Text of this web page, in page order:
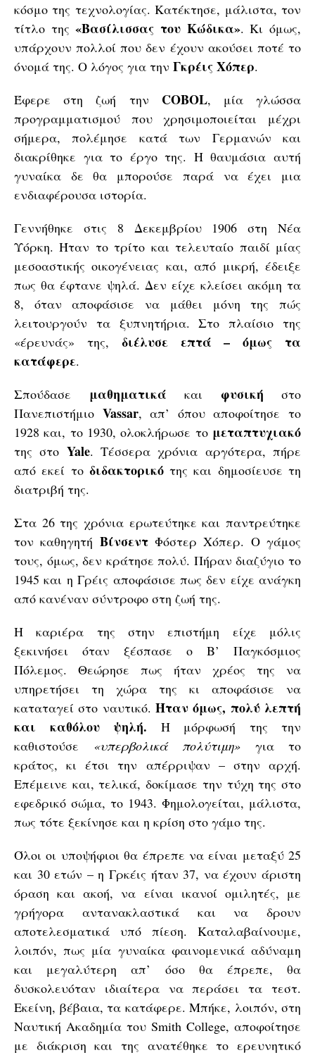
κόσμο της τεχνολογίας. Κατέκτησε, μάλιστα, τον
τίτλο της«Βασίλισσας του Κώδικα». Κι όμως,
υπάρχουν πολλοί που δεν έχουν ακούσει ποτέ το
όνομά της. Ο λόγος για την ΓκρέιςΧόπερ.
Έφερε στη ζωή την COBOL, μία γλώσσα
προγραμματισμού που χρησιμοποιείται μέχρι
σήμερα, πολέμησε κατά των Γερμανών και
διακρίθηκε για το έργο της. Η θαυμάσια αυτή
γυναίκα δε θα μπορούσε παρά να έχει μια
ενδιαφέρουσα ιστορία.
Γεννήθηκε στις 8 Δεκεμβρίου 1906 στη Νέα
Υόρκη. Ήταν το τρίτο και τελευταίο παιδί μίας
μεσοαστικής οικογένειας και, από μικρή, έδειξε
πως θα έφτανε ψηλά. Δεν είχε κλείσει ακόμη τα
8, όταν αποφάσισε να μάθει μόνη της πώς
λειτουργούν τα ξυπνητήρια. Στο πλαίσιο της
«έρευνάς» της, διέλυσε επτά – όμως τα
κατάφερε.
Σπούδασε μαθηματικά και φυσική στο
Πανεπιστήμιο Vassar, απ’ όπου αποφοίτησε το
1928 και, το 1930, ολοκλήρωσε το μεταπτυχιακό
της στο Yale. Τέσσερα χρόνια αργότερα, πήρε
από εκεί το διδακτορικότης και δημοσίευσε τη
διατριβή της.
Στα 26 της χρόνια ερωτεύτηκε και παντρεύτηκε
τον καθηγητή ΒίνσεντΦόστερ Χόπερ. Ο γάμος
τους, όμως, δεν κράτησε πολύ. Πήραν διαζύγιο το
1945 και η Γρέις αποφάσισε πως δεν είχε ανάγκη
από κανέναν σύντροφο στη ζωή της.
Η καριέρα της στην επιστήμη είχε μόλις
ξεκινήσει όταν ξέσπασε ο Β’ Παγκόσμιος
Πόλεμος. Θεώρησε πως ήταν χρέος της να
υπηρετήσει τη χώρα της κι αποφάσισε να
καταταγεί στο ναυτικό. Ήταν όμως, πολύ λεπτή
και καθόλου ψηλή. Η μόρφωσή της την
καθιστούσε «υπερβολικά πολύτιμη» για το
κράτος, κι έτσι την απέρριψαν – στην αρχή.
Επέμεινε και, τελικά, δοκίμασε την τύχη της στο
εφεδρικό σώμα, το 1943. Φημολογείται, μάλιστα,
πως τότε ξεκίνησε και η κρίση στο γάμο της.
Όλοι οι υποψήφιοι θα έπρεπε να είναι μεταξύ 25
και 30 ετών – η Γρκέις ήταν 37, να έχουν άριστη
όραση και ακοή, να είναι ικανοί ομιλητές, με
γρήγορα αντανακλαστικά και να δρουν
αποτελεσματικά υπό πίεση. Καταλαβαίνουμε,
λοιπόν, πως μία γυναίκα φαινομενικά αδύναμη
και μεγαλύτερη απ’ όσο θα έπρεπε, θα
δυσκολευόταν ιδιαίτερα να περάσει τα τεστ.
Eκείνη, βέβαια, τα κατάφερε. Μπήκε, λοιπόν, στη
Ναυτική Ακαδημία του Smith College, αποφοίτησε
με διάκριση και της ανατέθηκε το ερευνητικό